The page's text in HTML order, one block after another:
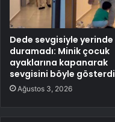
Dede sevgisiyle yerinde
duramadı: Minik çocuk
ayaklarına kapanarak
sevgisini böyle gösterdi
Ağustos 3, 2026